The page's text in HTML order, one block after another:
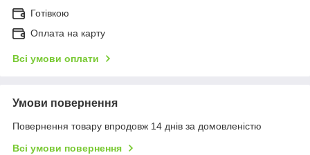
Готівкою
Оплата на карту
Всі умови оплати
Умови повернення
Повернення товару впродовж 14 днів за домовленістю
Всі умови повернення